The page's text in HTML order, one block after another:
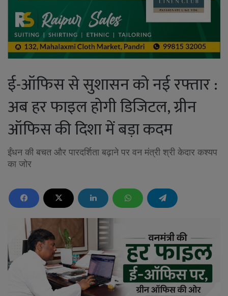
ई-ऑफिस से सुशासन को नई रफ्तार :
अब हर फाइल होगी डिजिटल, ग्रीन
ऑफिस की दिशा में बड़ा कदम
ईंधन की बचत और पारदर्शिता बढ़ाने पर वन मंत्री श्री केदार कश्यप
का जोर